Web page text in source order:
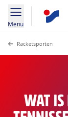
Menu
Racketsporten
WAT IS